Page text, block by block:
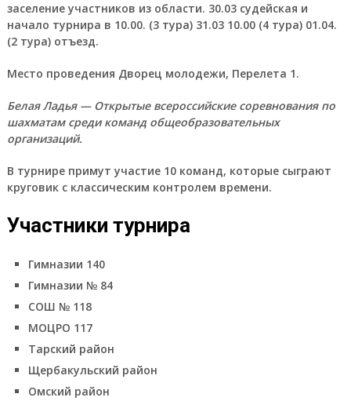
заселение участников из области. 30.03 судейская и
начало турнира в 10.00. (3 тура) 31.03 10.00 (4 тура) 01.04.
(2 тура) отъезд.
Место проведения Дворец молодежи, Перелета 1.
Белая Ладья — Открытые всероссийские соревнования по
шахматам среди команд общеобразовательных
организаций.
В турнире примут участие 10 команд, которые сыграют
круговик с классическим контролем времени.
Участники турнира
Гимназии 140
Гимназии № 84
СОШ № 118
МОЦРО 117
Тарский район
Щербакульский район
Омский район